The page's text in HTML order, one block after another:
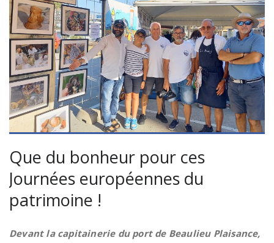
Que du bonheur pour ces
Journées européennes du
patrimoine !
Devant la capitainerie du port de Beaulieu Plaisance,